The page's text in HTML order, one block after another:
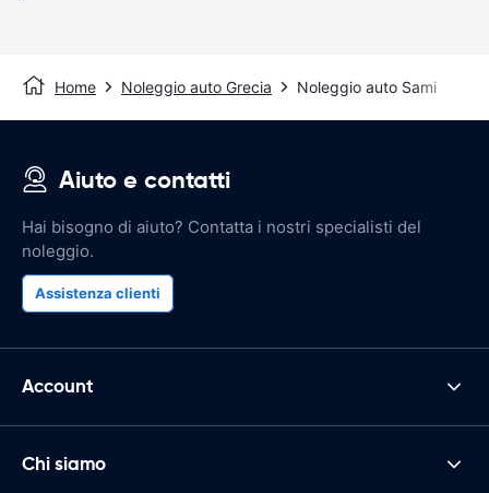
Home Noleggio auto Grecia Noleggio auto Sami
Aiuto e contatti
Hai bisogno di aiuto? Contatta i nostri specialisti del
noleggio.
Assistenza clienti
Account
Chi siamo